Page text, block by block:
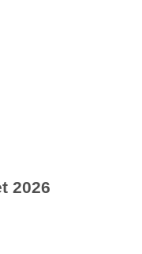
2026